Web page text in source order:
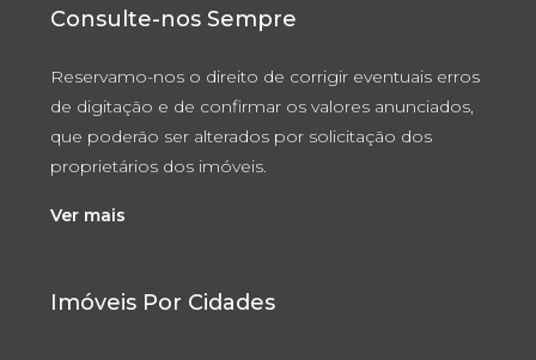
Consulte-nos Sempre
Reservamo-nos o direito de corrigir eventuais erros
de digitação e de confirmar os valores anunciados,
que poderão ser alterados por solicitação dos
proprietários dos imóveis.
Ver mais
Imóveis Por Cidades